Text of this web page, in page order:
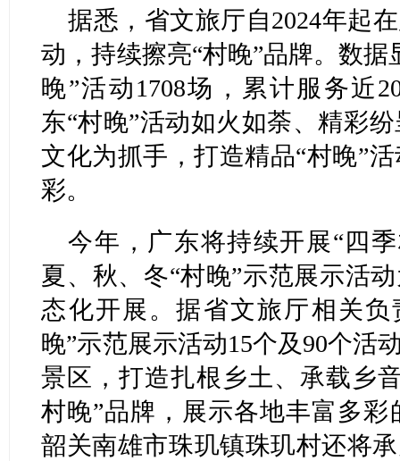
据悉，省文旅厅自2024年起
动，持续擦亮“村晚”品牌。数据
晚”活动1708场，累计服务近
东“村晚”活动如火如荼、精彩
文化为抓手，打造精品“村晚”
彩。
今年，广东将持续开展“四
夏、秋、冬“村晚”示范展示活
态化开展。据省文旅厅相关
晚”示范展示活动15个及90个活
景区，打造扎根乡土、承载乡
村晚”品牌，展示各地丰富多
韶关南雄市珠玑镇珠玑村还将